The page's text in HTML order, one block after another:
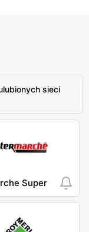
sieci
Super